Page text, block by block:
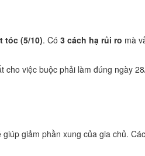
tóc (5/10). Có 3 cách hạ rủi ro mà
việc buộc phải làm đúng ngày
giảm phần xung của gia chủ.